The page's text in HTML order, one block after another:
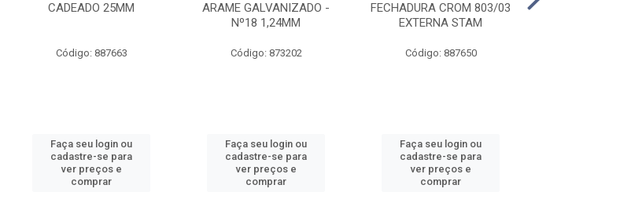
CADEADO 25MM
Código: 887663
Faça seu login ou
cadastre-se para
ver preços e
comprar
ARAME GALVANIZADO -
Nº18 1,24MM
Código: 873202
Faça seu login ou
cadastre-se para
ver preços e
comprar
FECHADURA CROM 803/03
EXTERNA STAM
Código: 887650
Faça seu login ou
cadastre-se para
ver preços e
comprar